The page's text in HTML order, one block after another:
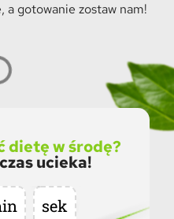
a gotowanie zostaw nam!
dietę w środę?
ucieka!
sek